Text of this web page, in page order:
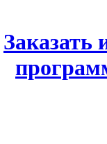
Заказать